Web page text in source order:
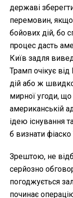
державі
перемовин, якщо
бойових дій, бо
процес дасть
Київ задля
Трамп очікує
дій або ж
мирної угоди,
американській
ідею існування
б визнати
Зрештою, не
серйозно
погоджується
починає